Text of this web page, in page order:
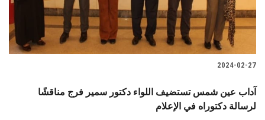
2024-02-27
آداب عين شمس تستضيف اللواء دكتور سمير فرج مناقشًا
لرسالة دكتوراه في الإعلام